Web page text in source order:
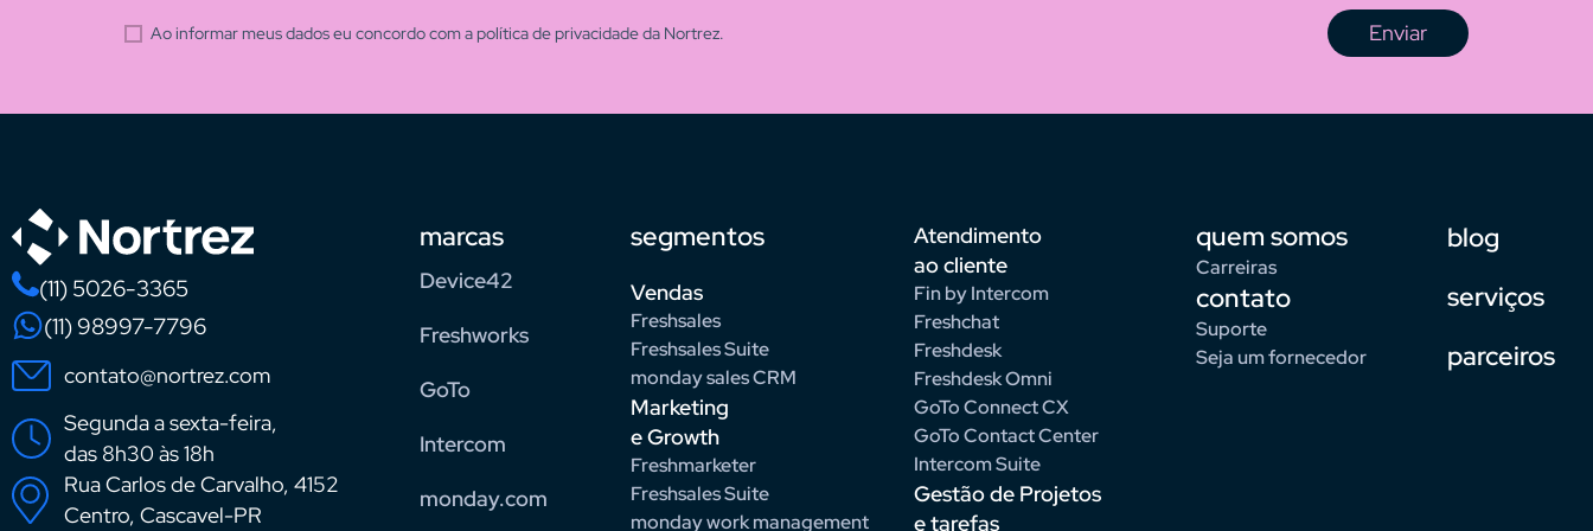
Ao informar meus dados eu concordo com a política de privacidade da Nortrez. Enviar
(11) 5026-3365
(11) 98997-7796
contato@nortrez.com
Segunda a sexta-feira,
das 8h30 às 18h
Rua Carlos de Carvalho, 4152
Centro, Cascavel-PR
marcas
Device42
Freshworks
GoTo
Intercom
monday.com
segmentos
Vendas
Freshsales
Freshsales Suite
monday sales CRM
Marketing
e Growth
Freshmarketer
Freshsales Suite
monday work management
Atendimento
ao cliente
Fin by Intercom
Freshchat
Freshdesk
Freshdesk Omni
GoTo Connect CX
GoTo Contact Center
Intercom Suite
Gestão de Projetos
e tarefas
quem somos
Carreiras
contato
Suporte
Seja um fornecedor
blog
serviços
parceiros